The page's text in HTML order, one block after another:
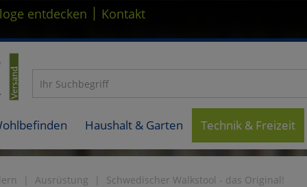
entdecken | Kontakt
Haushalt & Garten Technik & Freizeit
Ausrüstung Schwedischer Walkstool - das Original!